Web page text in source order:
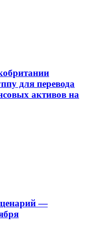
для перевода
активов на
—